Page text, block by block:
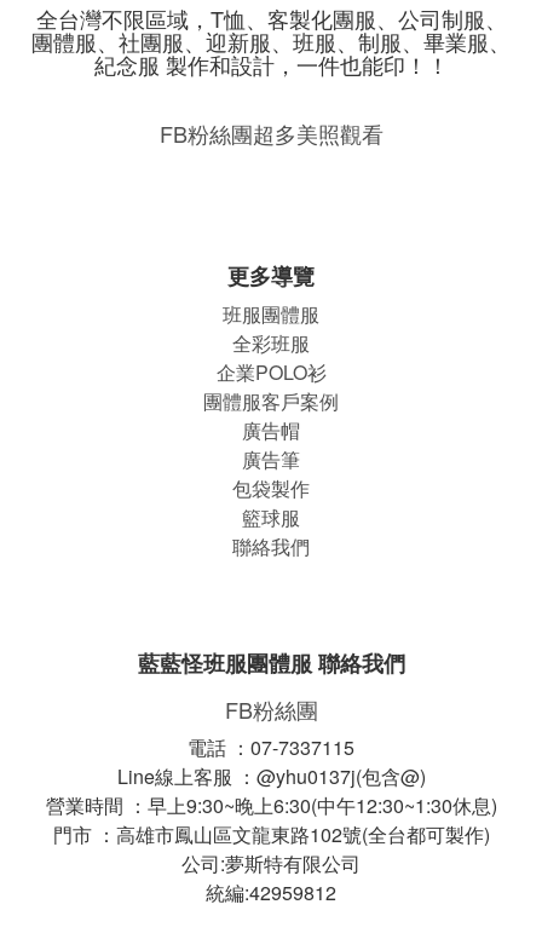
全台灣不限區域，T恤、客製化團服、公司制服、
團體服、社團服、迎新服、班服、制服、畢業服、
紀念服 製作和設計，一件也能印！！
FB粉絲團超多美照觀看
更多導覽
班服團體服
全彩班服
企業POLO衫
團體服客戶案例
廣告帽
廣告筆
包袋製作
籃球服
聯絡我們
藍藍怪班服團體服 聯絡我們
FB粉絲團
電話 ：07-7337115
Line線上客服 ：@yhu0137j(包含@)
營業時間 ：早上9:30~晚上6:30(中午12:30~1:30休息)
門市 ：高雄市鳳山區文龍東路102號(全台都可製作)
公司:夢斯特有限公司
統編:42959812